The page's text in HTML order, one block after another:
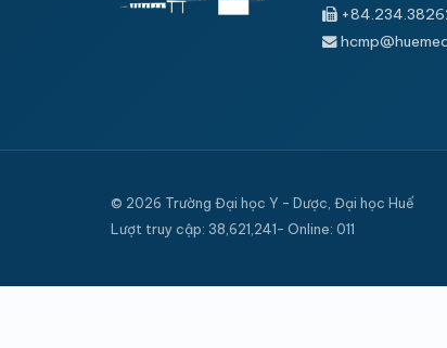
© 2026 Trường Đại học Y - Dược, Đại học Huế
Lượt truy cập: 38,621,241- Online: 011